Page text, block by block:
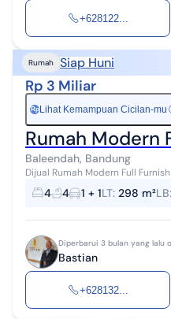
+628122...
Rumah Siap Huni
Rp 3 Miliar
Rp Lihat Kemampuan Cicilan-mu
Rumah Modern
Baleendah, Bandung
Dijual Rumah Modern Full
Spesifikasi : > Bangunan Tahun :
Tanah : 298 m² > ...
4 4 1 + 1LT: 298 m²LB:
Diperbarui 3 bulan yang lalu
Bastian
+628132...